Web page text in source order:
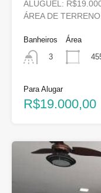
ALUGUEL:
ÁREA DE
Banheiros
3
Área
Para Alugar
R$19.000,00